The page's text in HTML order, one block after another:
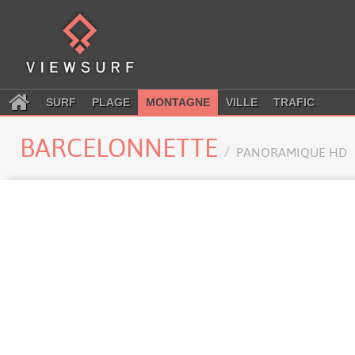
SURF PLAGE MONTAGNE VILLE TRAFIC
BARCELONNETTE PANORAMIQUE HD